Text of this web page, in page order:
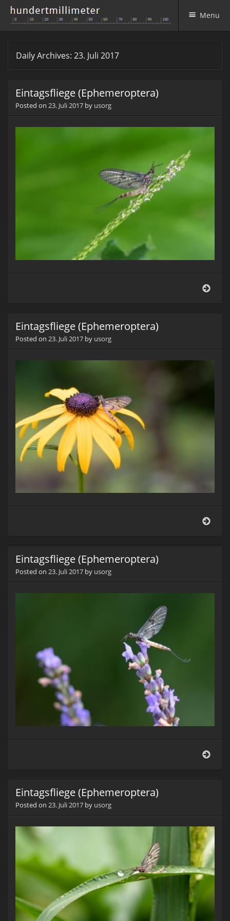
Menu
Daily Archives: 23. Juli 2017
Eintagsfliege (Ephemeroptera)
Posted on 23. Juli 2017 by usorg
Eintagsfliege (Ephemeroptera)
Posted on 23. Juli 2017 by usorg
Eintagsfliege (Ephemeroptera)
Posted on 23. Juli 2017 by usorg
Eintagsfliege (Ephemeroptera)
Posted on 23. Juli 2017 by usorg